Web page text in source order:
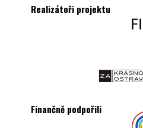
Realizátoři projektu
Finančně podpořili